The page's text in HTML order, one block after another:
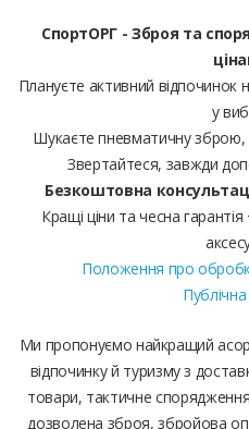
СпортОРГ - Зброя та
Плануєте активний відпочинок
у
Шукаєте пневматичну
Звертайтеся, завжди
Безкоштовна
Кращі ціни та чесна
Положення про
Ми пропонуємо найкращий
відпочинку й туризму з
товари, тактичне
дозволена зброя, збройова